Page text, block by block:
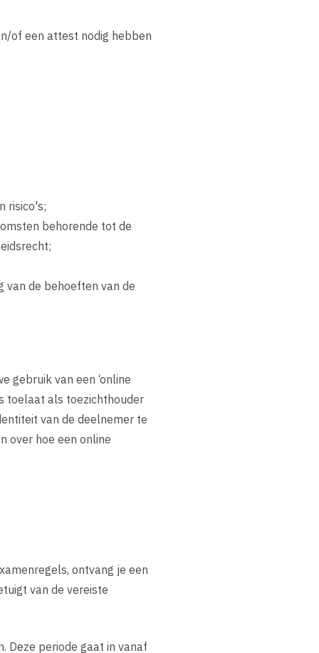
of een attest nodig hebben
risico's;
behorende tot de
van de behoeften van de
gebruik van een ‘online
toelaat als toezichthouder
van de deelnemer te
over hoe een online
ontvang je een
van de vereiste
Deze periode gaat in vanaf